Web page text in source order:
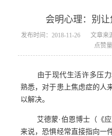
会明心理：别
发布时间：2018-11-26 文章来
点赞
由于现代生活许多压
熟悉，对于患上焦虑症的人
以解决。
艾德蒙·伯恩博士（《
来说，恐惧经常直接指向一
明大事记